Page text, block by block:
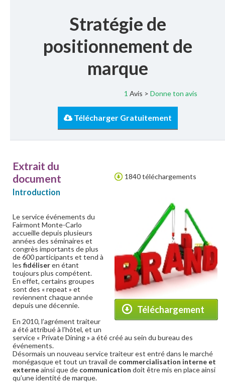
Stratégie de
positionnement de
marque
1 Avis > Donne ton avis
Télécharger Gratuitement
Téléchargement
1840 téléchargements
Extrait du
document
Introduction
Le service événements du
Fairmont Monte-Carlo
accueille depuis plusieurs
années des séminaires et
congrès importants de plus
de 600 participants et tend à
les fidéliseren étant
toujours plus compétent.
En effet, certains groupes
sont des « repeat » et
reviennent chaque année
depuis une décennie.
En 2010, l’agrément traiteur
a été attribué à l’hôtel, et un
service « Private Dining » a été créé au sein du bureau des
événements.
Désormais un nouveau service traiteur est entré dans le marché
monégasque et tout un travail de commercialisation interne et
externeainsi que de communication doit être mis en place ainsi
qu’une identité de marque.